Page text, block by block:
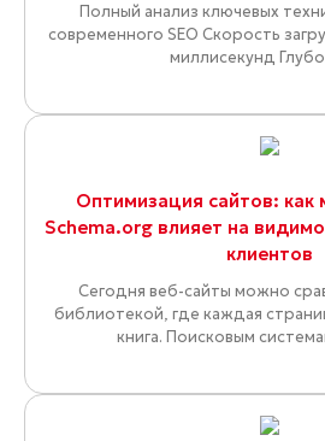
Полный анализ ключевых
современного SEO Скорость
миллисекунд
Оптимизация сайтов: как
Schema.org влияет на
клиентов
Сегодня веб-сайты можно
библиотекой, где каждая
книга. Поисковым